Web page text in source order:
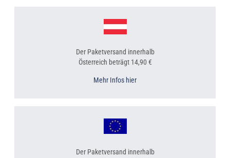
Der Paketversand innerhalb
Österreich beträgt 14,90 €
Mehr Infos hier
Der Paketversand innerhalb